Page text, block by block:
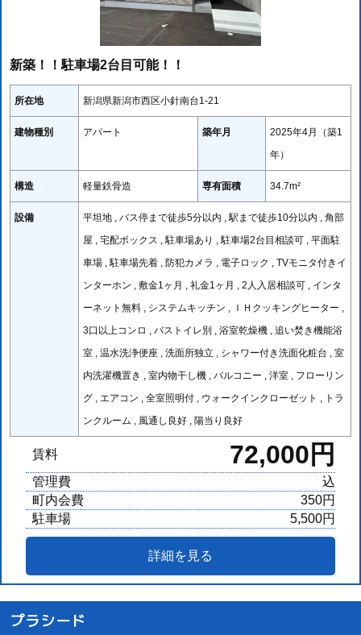
新築！！駐車場2台目可能！！
所在地 新潟県新潟市西区小針南台1-21
建物種別 アパート 築年月
2025年4月（築1
年）
構造 軽量鉄骨造 専有面積 34.7m²
設備
平坦地 , バス停まで徒歩5分以内 , 駅まで徒歩10分以内 , 角部
屋 , 宅配ボックス , 駐車場あり , 駐車場2台目相談可 , 平面駐
車場 , 駐車場先着 , 防犯カメラ , 電子ロック , TVモニタ付きイ
ンターホン , 敷金1ヶ月 , 礼金1ヶ月 , 2人入居相談可 , インタ
ーネット無料 , システムキッチン , ＩＨクッキングヒーター ,
3口以上コンロ , バストイレ別 , 浴室乾燥機 , 追い焚き機能浴
室 , 温水洗浄便座 , 洗面所独立 , シャワー付き洗面化粧台 , 室
内洗濯機置き , 室内物干し機 , バルコニー , 洋室 , フローリン
グ , エアコン , 全室照明付 , ウォークインクローゼット , トラ
ンクルーム , 風通し良好 , 陽当り良好
賃料 72,000円
管理費
込
町内会費
350円
駐車場
5,500円
詳細を見る
プラシード